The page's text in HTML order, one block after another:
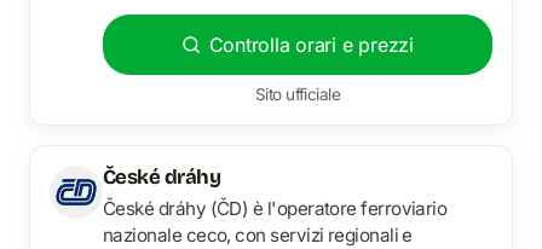
Controlla orari e prezzi
Sito ufficiale
České dráhy
České dráhy (ČD) è l'operatore ferroviario
nazionale ceco, con servizi regionali e